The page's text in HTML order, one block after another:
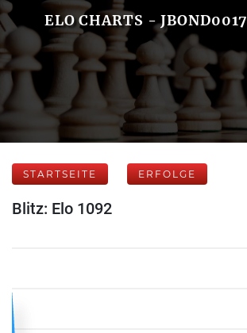
ELO CHARTS - JBOND0017
STARTSEITE ERFOLGE
Blitz: Elo 1092